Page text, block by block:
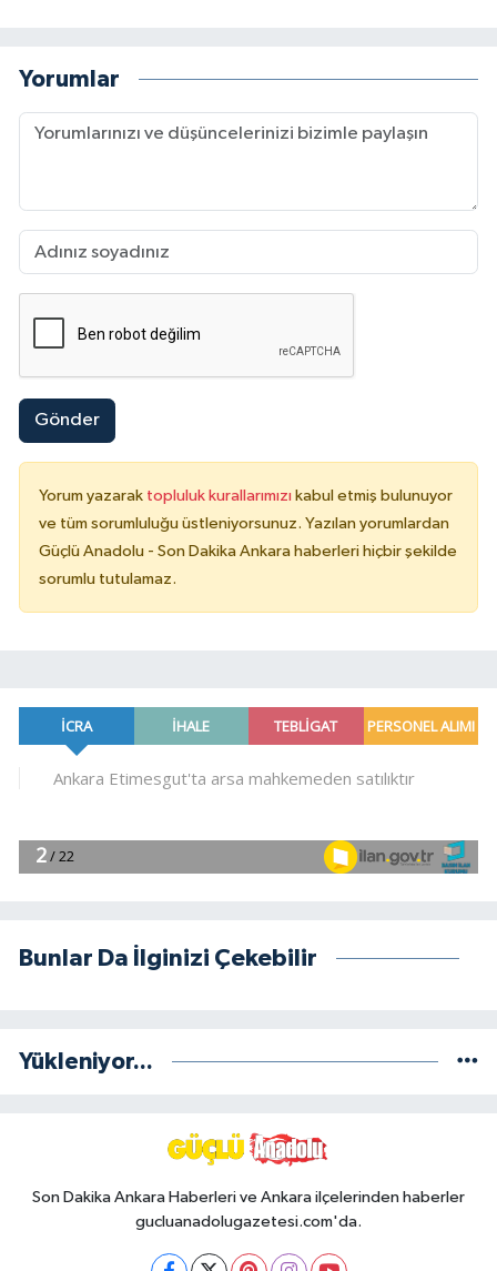
Yorumlar
Gönder
Yorum yazarak topluluk kurallarımızı kabul etmiş bulunuyor
ve tüm sorumluluğu üstleniyorsunuz. Yazılan yorumlardan
Güçlü Anadolu - Son Dakika Ankara haberleri hiçbir şekilde
sorumlu tutulamaz.
Bunlar Da İlginizi Çekebilir
Yükleniyor...
Son Dakika Ankara Haberleri ve Ankara ilçelerinden haberler
gucluanadolugazetesi.com'da.